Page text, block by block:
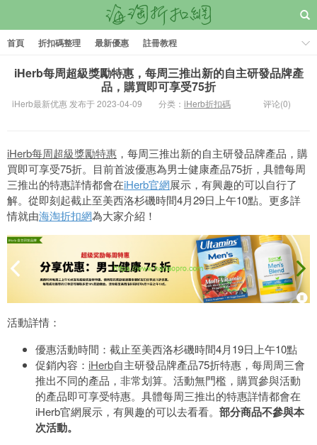
首頁 折扣碼整理 最新優惠 註冊教程
iHerb每周超級獎勵特惠，每周三推出新的自主研發品牌產
品，購買即可享受75折
iHerb最新优惠 发布于 2023-04-09 分类： iHerb折扣碼 评论(0)
iHerb每周超級獎勵特惠 ，每周三推出新的自主研發品牌產品，購
買即可享受75折。目前首波優惠為男士健康產品75折，具體每周
三推出的特惠詳情都會在iHerb官網展示，有興趣的可以自行了
解。從即刻起截止至美西洛杉磯時間4月29日上午10點。更多詳
情就由海淘折扣網為大家介紹！
活動詳情：
優惠活動時間：截止至美西洛杉磯時間4月19日上午10點
促銷內容： iHerb自主研發品牌產品75折特惠，每周周三會
推出不同的產品，非常划算。活動無門檻，購買參與活動
的產品即可享受特惠。具體每周三推出的特惠詳情都會在
iHerb官網展示，有興趣的可以去看看。 部分商品不參與本
次活動。